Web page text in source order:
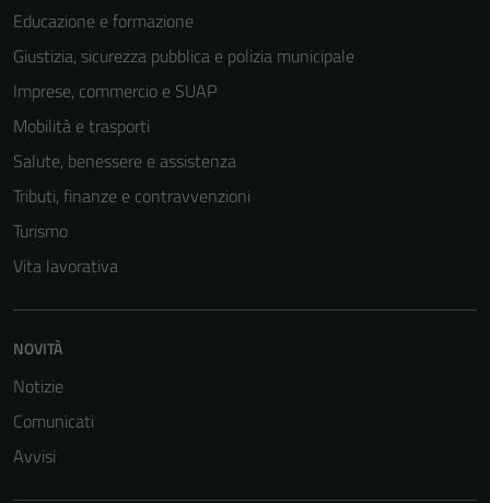
Educazione e formazione
Giustizia, sicurezza pubblica e polizia municipale
Imprese, commercio e SUAP
Mobilità e trasporti
Salute, benessere e assistenza
Tributi, finanze e contravvenzioni
Turismo
Vita lavorativa
NOVITÀ
Notizie
Comunicati
Avvisi